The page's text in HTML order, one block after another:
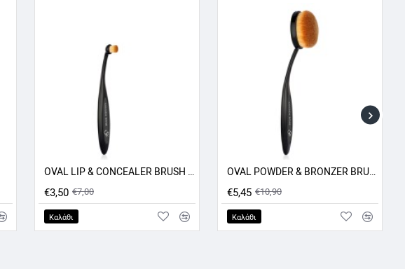
ΠΡΟΣΦΟΡΑ -50% OVAL LIP & CONCEALER BRUSH GR
€3,50 €7,00
Καλάθι
ΠΡΟΣΦΟΡΑ -50%OVAL POWDER & BRONZER BRUSH GR
€5,45 €10,90
Καλάθι